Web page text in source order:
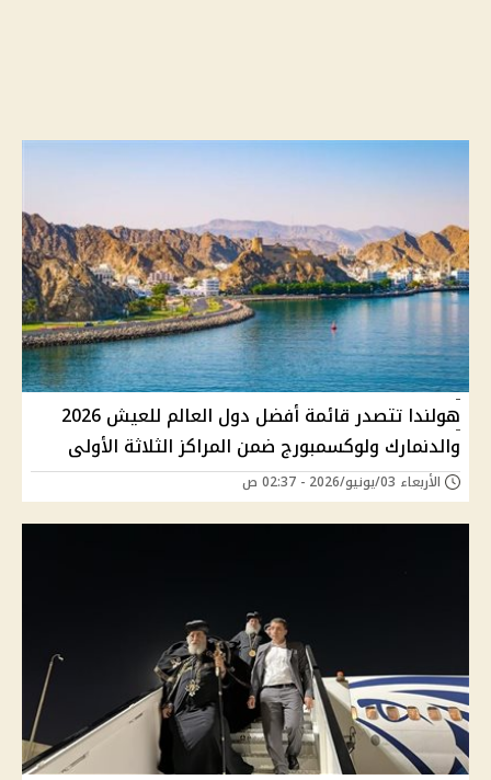
هولندا تتصدر قائمة أفضل دول العالم للعيش 2026
والدنمارك ولوكسمبورج ضمن المراكز الثلاثة الأولى
الأربعاء 03/يونيو/2026 - 02:37 ص